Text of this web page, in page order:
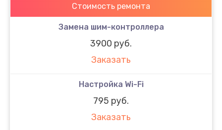
Стоимость ремонта
Замена шим-контроллера
3900 руб.
Заказать
Настройка Wi-Fi
795 руб.
Заказать